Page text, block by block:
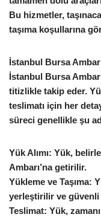
Bu hizmetler,
taşıma koşullarına
İstanbul Bursa
İstanbul Bursa
titizlikle takip eder.
teslimatı için her
süreci genellikle şu
Yük Alımı: Yük,
Ambarı’na getirilir.
Yükleme ve Taşıma:
yerleştirilir ve güvenli
Teslimat: Yük,